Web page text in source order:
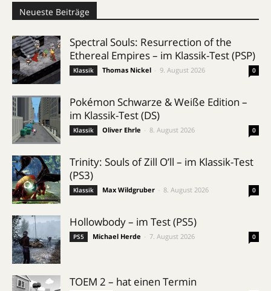
Neueste Beiträge
Spectral Souls: Resurrection of the
Ethereal Empires – im Klassik-Test (PSP)
Klassik Thomas Nickel 9. August 2026 0
Pokémon Schwarze & Weiße Edition –
im Klassik-Test (DS)
Klassik Oliver Ehrle 8. August 2026 0
Trinity: Souls of Zill O’ll – im Klassik-Test
(PS3)
Klassik Max Wildgruber 8. August 2026 0
Hollowbody – im Test (PS5)
PS5 Michael Herde 7. August 2026 0
TOEM 2 – hat einen Termin